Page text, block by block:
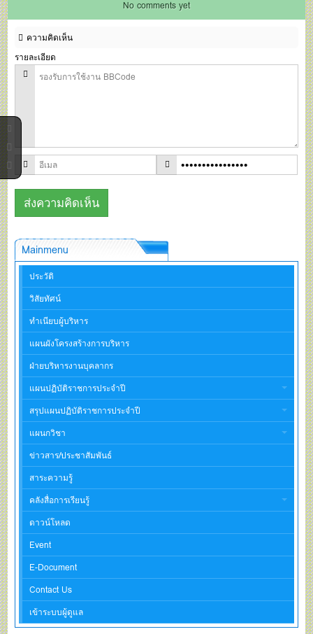
No comments yet
ความคิดเห็น
รายละเอียด
Mainmenu
ประวัติ
วิสัยทัศน์
ทำเนียบผู้บริหาร
แผนผังโครงสร้างการบริหาร
ฝ่ายบริหารงานบุคลากร
แผนปฏิบัติราชการประจำปี
สรุปแผนปฏิบัติราชการประจำปี
แผนกวิชา
ข่าวสาร/ประชาสัมพันธ์
สาระความรู้
คลังสื่อการเรียนรู้
ดาวน์โหลด
Event
E-Document
Contact Us
เข้าระบบผู้ดูแล